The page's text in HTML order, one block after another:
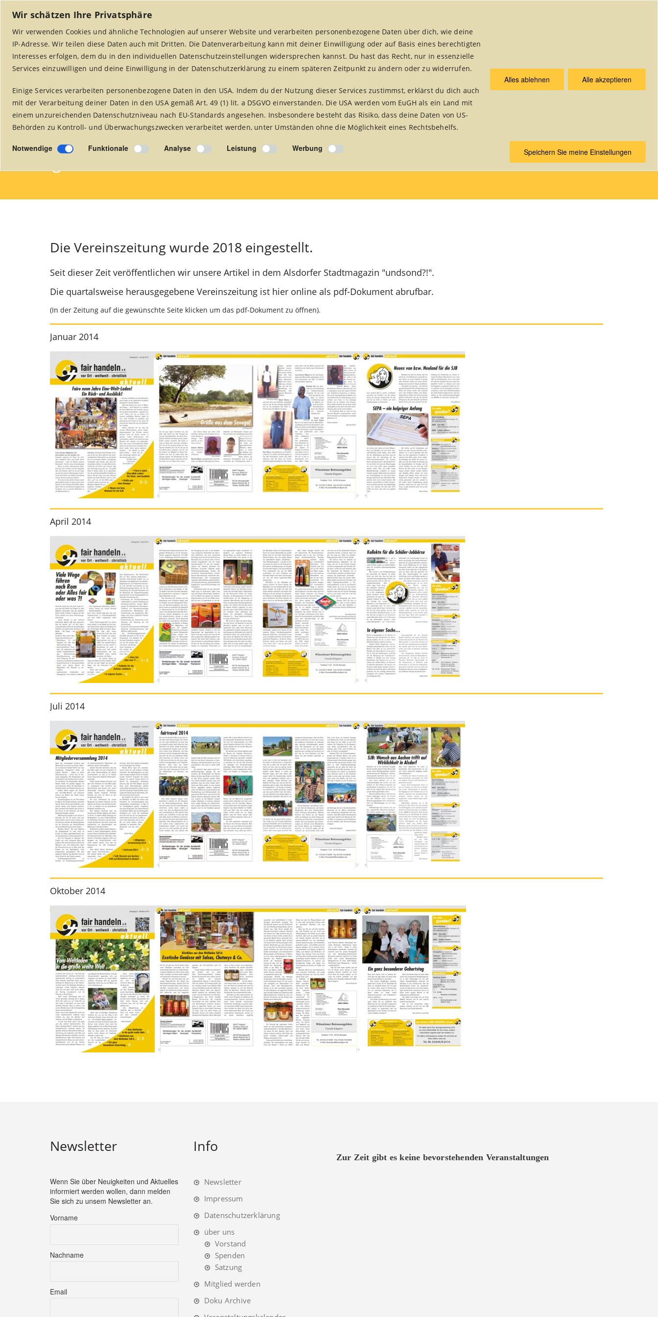
Wir schätzen Ihre Privatsphäre
Wir verwenden Cookies und ähnliche Technologien auf unserer Website und verarbeiten personenbezogene Daten über dich, wie deine
IP-Adresse. Wir teilen diese Daten auch mit Dritten. Die Datenverarbeitung kann mit deiner Einwilligung oder auf Basis eines berechtigten
Interesses erfolgen, dem du in den individuellen Datenschutzeinstellungen widersprechen kannst. Du hast das Recht, nur in essenzielle
Services einzuwilligen und deine Einwilligung in der Datenschutzerklärung zu einem späteren Zeitpunkt zu ändern oder zu widerrufen.
Einige Services verarbeiten personenbezogene Daten in den USA. Indem du der Nutzung dieser Services zustimmst, erklärst du dich auch
mit der Verarbeitung deiner Daten in den USA gemäß Art. 49 (1) lit. a DSGVO einverstanden. Die USA werden vom EuGH als ein Land mit
einem unzureichenden Datenschutzniveau nach EU-Standards angesehen. Insbesondere besteht das Risiko, dass deine Daten von US-
Behörden zu Kontroll- und Überwachungszwecken verarbeitet werden, unter Umständen ohne die Möglichkeit eines Rechtsbehelfs.
Alles ablehnen Alle akzeptieren
Notwendige Funktionale Analyse Leistung Werbung Speichern Sie meine Einstellungen
Startseite Weltladen Alsdorf Projekte fair handeln aktuell fairreisen Foto Alben Presse & Publikationen
fair handeln aktuell – Jahrgang
8
fair handeln aktuell – Jahrgang 8
Die Vereinszeitung wurde 2018 eingestellt.
Seit dieser Zeit veröffentlichen wir unsere Artikel in dem Alsdorfer Stadtmagazin "undsond?!".
Die quartalsweise herausgegebene Vereinszeitung ist hier online als pdf-Dokument abrufbar.
(In der Zeitung auf die gewünschte Seite klicken um das pdf-Dokument zu öffnen).
Januar 2014
April 2014
Juli 2014
Oktober 2014
Newsletter
Wenn Sie über Neuigkeiten und Aktuelles
informiert werden wollen, dann melden
Sie sich zu unsem Newsletter an.
Vorname
Nachname
Email
Info
Newsletter
Impressum
Datenschutzerklärung
über uns
Vorstand
Spenden
Satzung
Mitglied werden
Doku Archive
Zur Zeit gibt es keine bevorstehenden Veranstaltungen